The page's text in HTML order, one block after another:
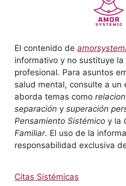
El contenido de
informativo y no sustituye la
profesional. Para asuntos
salud mental, consulte a un
aborda temas como
separación y superación
Pensamiento Sistémico y la
Familiar. El uso de la
responsabilidad exclusiva
Citas Sistémicas